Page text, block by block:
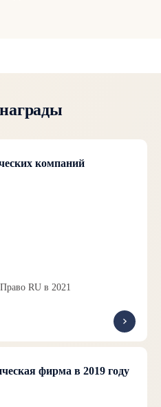
компаний
RU в 2021
фирма в 2019 году